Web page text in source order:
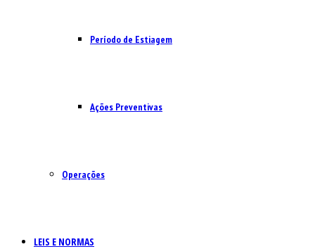
Período de Estiagem
Ações Preventivas
Operações
LEIS E NORMAS